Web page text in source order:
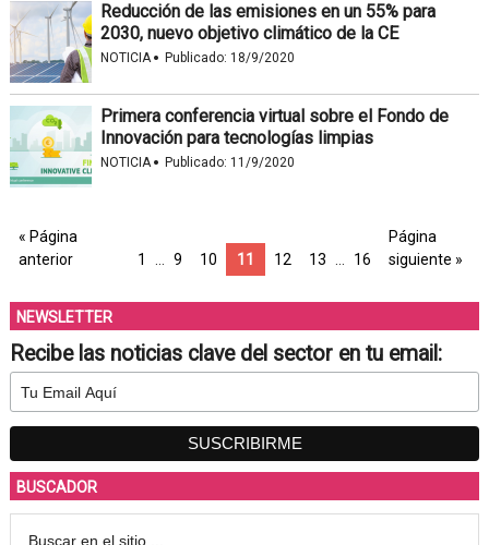
Reducción de las emisiones en un 55% para
2030, nuevo objetivo climático de la CE
NOTICIA· Publicado: 18/9/2020
Primera conferencia virtual sobre el Fondo de
Innovación para tecnologías limpias
NOTICIA· Publicado: 11/9/2020
« Página
anterior
1 9 10 11 12 13 16
Página
siguiente »
NEWSLETTER
Recibe las noticias clave del sector en tu email:
BUSCADOR